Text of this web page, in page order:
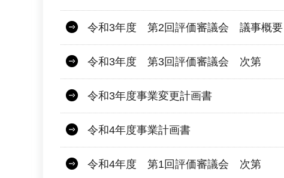
令和3年度 第2回評価審議会 議事概要
令和3年度 第3回評価審議会 次第
令和3年度事業変更計画書
令和4年度事業計画書
令和4年度 第1回評価審議会 次第